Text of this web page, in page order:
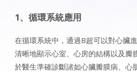
1、循環系統應用
在循環系統中，通過B超可以對心臟
清晰地顯示心室、心房的結構以及瓣
於醫生準確診斷諸如心臟瓣膜病、心